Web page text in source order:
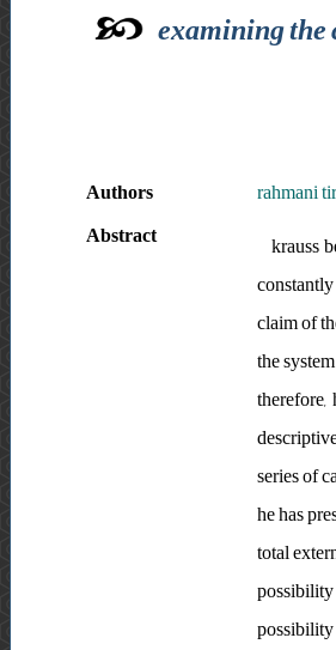
examining the
Authors
rahmani
Abstract
krauss
claim of
the
series of
he has
total